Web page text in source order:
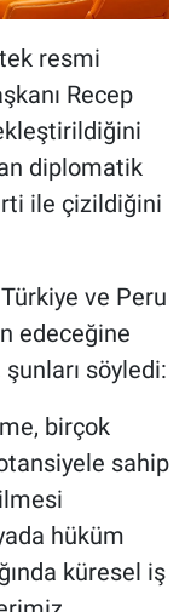
resmi
Recep
diplomatik
ile çizildiğini
ve Peru
edeceğine
söyledi:
birçok
sahip
hüküm
küresel iş